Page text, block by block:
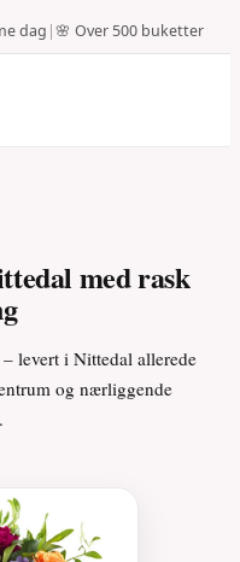
dag |🌸 Over 500 buketter
med rask
levert i Nittedal allerede
og nærliggende